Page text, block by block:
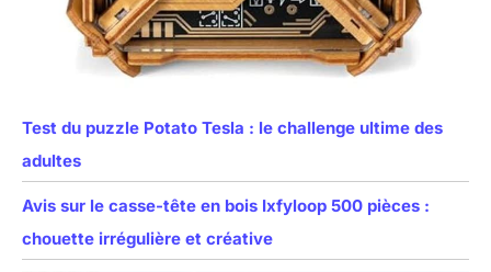
Test du puzzle Potato Tesla : le challenge ultime des
adultes
Avis sur le casse-tête en bois Ixfyloop 500 pièces :
chouette irrégulière et créative